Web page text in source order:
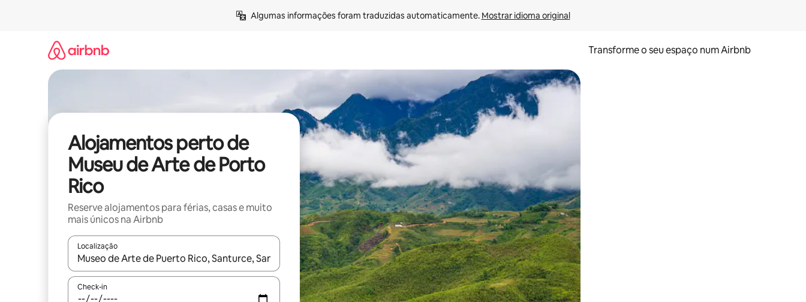
Algumas informações foram traduzidas automaticamente. Mostrar idioma original
Transforme o seu espaço num Airbnb
Alojamentos perto de
Museu de Arte de Porto
Rico
Reserve alojamentos para férias, casas e muito
mais únicos na Airbnb
Localização
Quando os resultados estiverem disponíveis, navegue com as teclas de seta para cima e para baixo ou explore com gestos de toque ou deslize.
Check-in